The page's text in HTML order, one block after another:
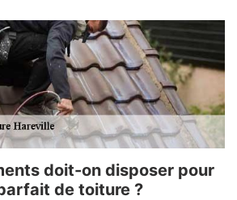
doit-on disposer pour
de toiture ?